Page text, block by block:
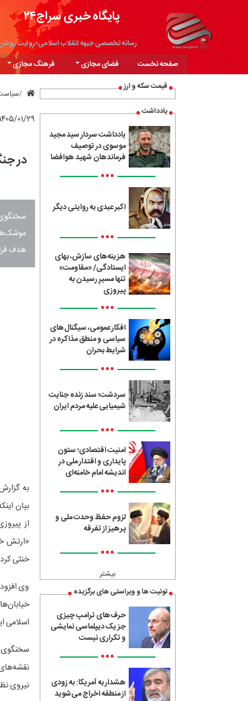
پایگاه خبری سراج۲۴
رسانه تخصصی جبهه انقلاب اسلامی؛ روایت
صفحه نخست فضای مجازی فرهنگ مجازی
قیمت سکه و ارز
یادداشت
یادداشت سردار سید مجید
موسوی در توصیف
فرماندهان شهید هوافضا
•••
اکبر عبدی به روایتی دیگر
•••
هزینه‌های سازش، بهای
ایستادگی/ «مقاومت»
تنها مسیرِ رسیدن به
پیروزی
•••
افکار عمومی، سیگنال‌های
سیاسی و منطق مذاکره در
شرایط بحران
•••
سردشت؛ سند زنده جنایت
شیمیایی علیه مردم ایران
•••
امنیت اقتصادی؛ ستون
پایداری و اقتدار ملی در
اندیشه امام خامنه‌ای
•••
لزوم حفظ وحدت ملی و
پرهیز از تفرقه
•••
بیشتر
توئیت ها و ویراستی های برگزیده
حرف‌های ترامپ چیزی
جز یک دیپلماسی نمایشی
و تکراری نیست
•••
هشدار به آمریکا: به زودی
از منطقه اخراج می‌شوید
۱۴۰۵/۰۱/۲۹ - ۱۷:۱۸
هدف
به
بیان
از
«ارتش
خنثی
اسلامی
سخنگوی
نیروی